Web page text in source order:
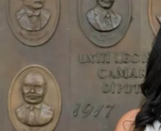
Durante su encargo en la
su agenda legislativa en
robustecer el desarrollo
turística y la equidad
coyuntura actual exige
para asegurar la
región sureste del país.